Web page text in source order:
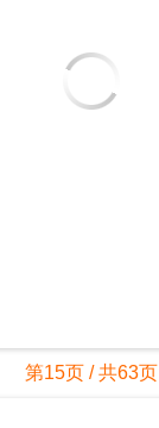
第15页 / 共63页